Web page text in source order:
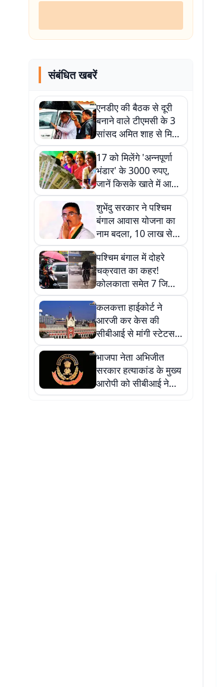
संबंधित खबरें
एनडीए की बैठक से दूरी
बनाने वाले टीएमसी के 3
सांसद अमित शाह से मिले,
जानें क्या हैं इसके मायने
17 को मिलेंगे 'अन्नपूर्णा
भंडार' के 3000 रुपए,
जानें किसके खाते में आयेंगे
पैसे, किसको करना होगा
इंतजार
शुभेंदु सरकार ने पश्चिम
बंगाल आवास योजना का
नाम बदला, 10 लाख से
अधिक लाभुकों को मिली
दूसरी किस्त
पश्चिम बंगाल में दोहरे
चक्रवात का कहर!
कोलकाता समेत 7 जिलों
में मूसलाधार वर्षा का येलो
अलर्ट
कलकत्ता हाईकोर्ट ने
आरजी कर केस की
सीबीआई से मांगी स्टेटस
रिपोर्ट, 28 अगस्त तक का
दिया समय
भाजपा नेता अभिजीत
सरकार हत्याकांड के मुख्य
आरोपी को सीबीआई ने
गुवाहाटी से किया